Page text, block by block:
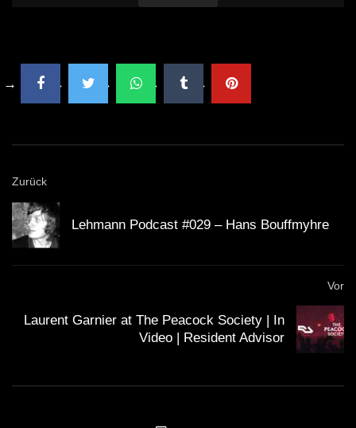
Zurück
Lehmann Podcast #029 – Hans Bouffmyhre
Vor
Laurent Garnier at The Peacock Society | In
Video | Resident Advisor